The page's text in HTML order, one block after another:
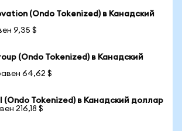
(Ondo Tokenized) в Канадский
9,35 $
(Ondo Tokenized) в Канадский
64,62 $
(Ondo Tokenized) в Канадский доллар
216,18 $